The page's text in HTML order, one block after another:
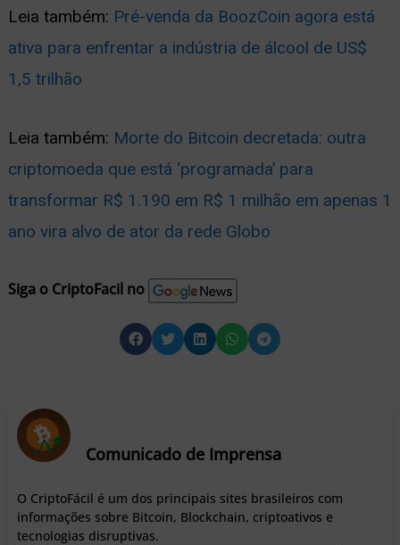
Leia também: Pré-venda da BoozCoin agora está
ativa para enfrentar a indústria de álcool de US$
1,5 trilhão
Leia também: Morte do Bitcoin decretada: outra
criptomoeda que está ‘programada’ para
transformar R$ 1.190 em R$ 1 milhão em apenas 1
ano vira alvo de ator da rede Globo
Siga o CriptoFacil no
Comunicado de Imprensa
O CriptoFácil é um dos principais sites brasileiros com
informações sobre Bitcoin, Blockchain, criptoativos e
tecnologias disruptivas.